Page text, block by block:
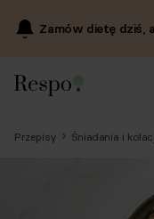
Zamów dietę dziś,
Przepisy Śniadania i